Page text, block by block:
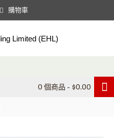
購物車
0 個商品 - $0.00